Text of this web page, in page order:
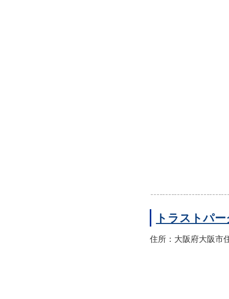
トラストパ
住所：大阪府大阪市